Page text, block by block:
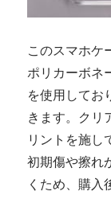
このスマホケ
ポリカーボネ
を使用してお
きます。クリ
リントを施し
初期傷や擦れ
くため、購入